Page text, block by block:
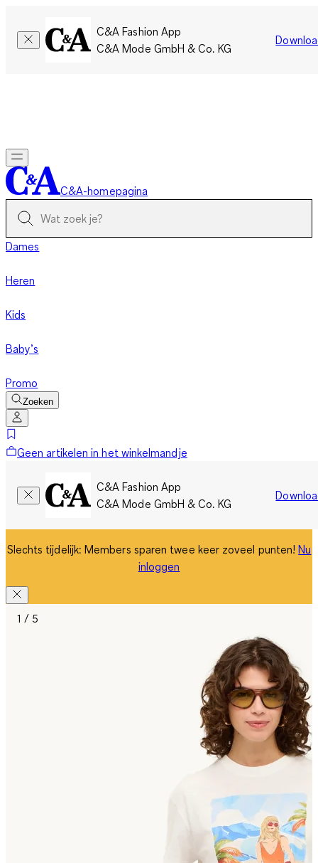
C&A Fashion App
C&A Mode GmbH & Co. KG
C&A-homepagina
Dames
Heren
Kids
Baby’s
Promo
Zoeken
Geen artikelen in het winkelmandje
C&A Fashion App
C&A Mode GmbH & Co. KG
Slechts tijdelijk: Members sparen twee keer zoveel punten!Nu
inloggen
1 / 5